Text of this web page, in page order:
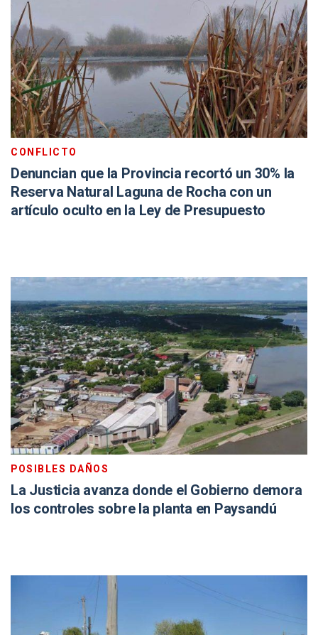
CONFLICTO
Denuncian que la Provincia recortó un 30% la
Reserva Natural Laguna de Rocha con un
artículo oculto en la Ley de Presupuesto
POSIBLES DAÑOS
La Justicia avanza donde el Gobierno demora
los controles sobre la planta en Paysandú